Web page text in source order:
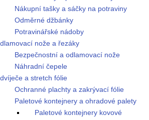
Nákupní tašky a sáčky na potraviny
Odměrné džbánky
Potravinářské nádoby
nože a řezáky
Bezpečnostní a odlamovací nože
Náhradní čepele
a stretch fólie
Ochranné plachty a zakrývací fólie
Paletové kontejnery a ohradové palety
Paletové kontejnery kovové